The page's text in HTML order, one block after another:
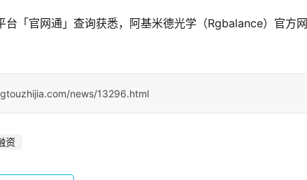
台「官网通」查询获悉，阿基米德光学（Rgbalance）官方网
news/13296.html
资